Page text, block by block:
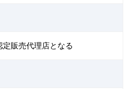
販売代理店となる